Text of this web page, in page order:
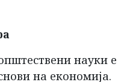
науки е
на економија.